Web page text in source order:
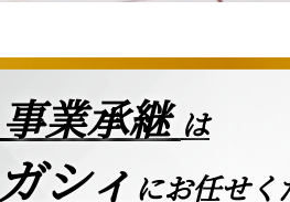
業承継 は
シィ にお任せく